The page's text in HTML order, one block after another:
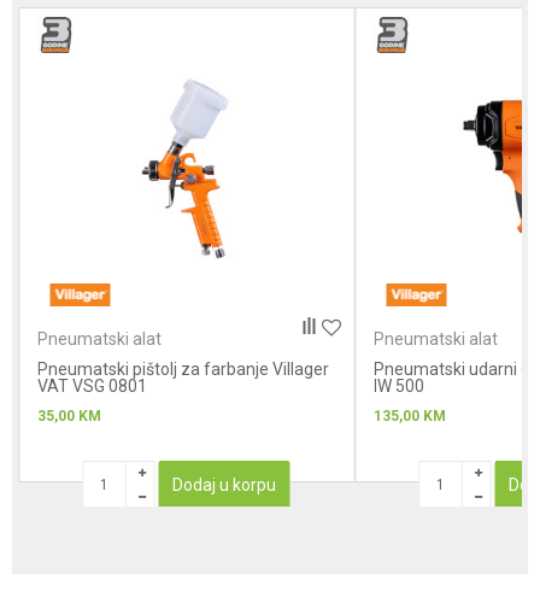
Poruka
Anti-spam zaštita - izračunajte koliko je 2 + 3 :
Pneumatski alat
Pneumatski pištolj za farbanje Villager
VAT VSG 0801
35,00 KM
Dodaj u korpu
Pneumatski alat
Pneumatski udarni
IW 500
135,00 KM